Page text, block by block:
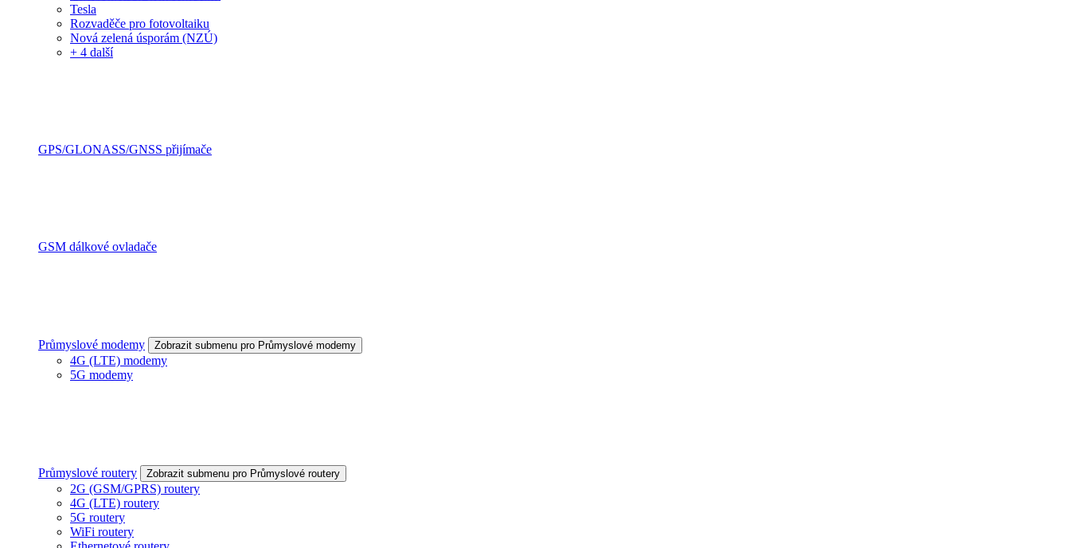
Tesla
Rozvaděče pro fotovoltaiku
Nová zelená úsporám (NZÚ)
+ 4 další
GPS/GLONASS/GNSS přijímače
GSM dálkové ovladače
Průmyslové modemy Zobrazit submenu pro Průmyslové modemy
4G (LTE) modemy
5G modemy
Průmyslové routery Zobrazit submenu pro Průmyslové routery
2G (GSM/GPRS) routery
4G (LTE) routery
5G routery
WiFi routery